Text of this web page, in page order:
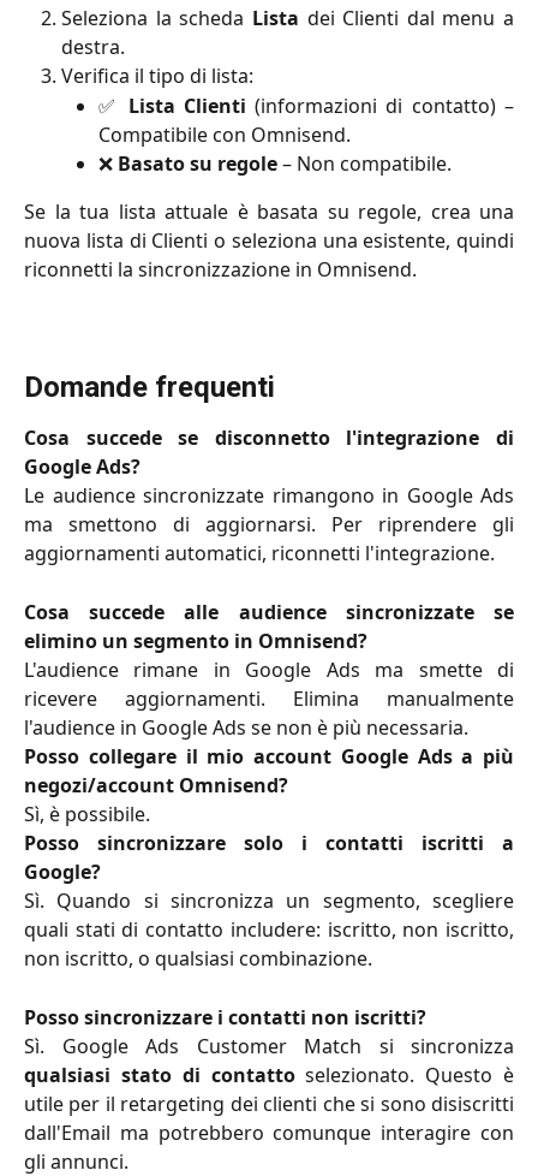
Seleziona la scheda Lista dei Clienti dal menu a
destra.
Verifica il tipo di lista:
✅ Lista Clienti (informazioni di contatto) –
Compatibile con Omnisend.
❌ Basato su regole– Non compatibile.
Se la tua lista attuale è basata su regole, crea una
nuova lista di Clienti o seleziona una esistente, quindi
riconnetti la sincronizzazione in Omnisend.
Domande frequenti
Cosa succede se disconnetto l'integrazione di
Google Ads?
Le audience sincronizzate rimangono in Google Ads
ma smettono di aggiornarsi. Per riprendere gli
aggiornamenti automatici, riconnetti l'integrazione.
Cosa succede alle audience sincronizzate se
elimino un segmento in Omnisend?
L'audience rimane in Google Ads ma smette di
ricevere aggiornamenti. Elimina manualmente
l'audience in Google Ads se non è più necessaria.
Posso collegare il mio account Google Ads a più
negozi/account Omnisend?
Sì, è possibile.
Posso sincronizzare solo i contatti iscritti a
Google?
Sì. Quando si sincronizza un segmento, scegliere
quali stati di contatto includere: iscritto, non iscritto,
non iscritto, o qualsiasi combinazione.
Posso sincronizzare i contatti non iscritti?
Sì. Google Ads Customer Match si sincronizza
qualsiasi stato di contattoselezionato. Questo è
utile per il retargeting dei clienti che si sono disiscritti
dall'Email ma potrebbero comunque interagire con
gli annunci.